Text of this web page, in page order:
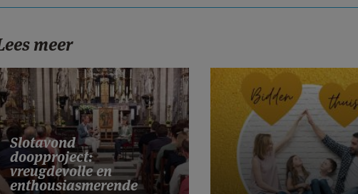
meer
Slotavond
doopproject:
vreugdevolle en
enthousiasmerende